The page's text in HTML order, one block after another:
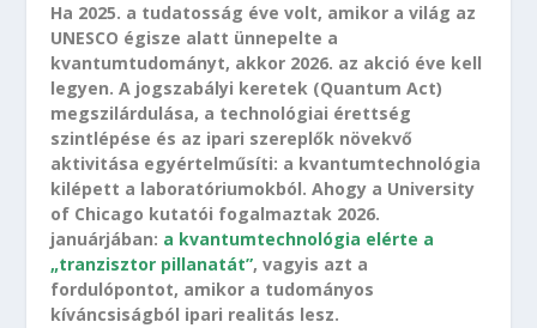
Ha 2025. a tudatosság éve volt, amikor a világ az
UNESCO égisze alatt ünnepelte a
kvantumtudományt, akkor 2026. az akció éve kell
legyen. A jogszabályi keretek (Quantum Act)
megszilárdulása, a technológiai érettség
szintlépése és az ipari szereplők növekvő
aktivitása egyértelműsíti: a kvantumtechnológia
kilépett a laboratóriumokból. Ahogy a University
of Chicago kutatói fogalmaztak 2026.
januárjában: a kvantumtechnológia elérte a
„tranzisztor pillanatát”, vagyis azt a
fordulópontot, amikor a tudományos
kíváncsiságból ipari realitás lesz.